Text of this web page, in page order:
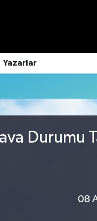
Yazarlar
Durumu
08